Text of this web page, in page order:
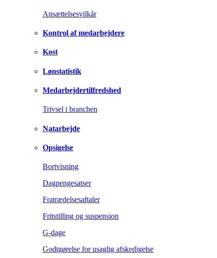
Ansættelsesvilkår
Kontrol af medarbejdere
Kost
Lønstatistik
Medarbejdertilfredshed
Trivsel i branchen
Natarbejde
Opsigelse
Bortvisning
Dagpengesatser
Fratrædelsesaftaler
Fritstilling og suspension
G-dage
Godtgørelse for usaglig afskedigelse